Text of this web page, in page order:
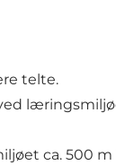
telte.
ca. 500 m